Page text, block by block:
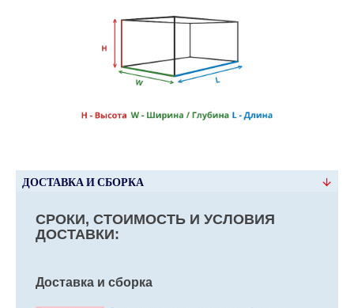
ДОСТАВКА И СБОРКА
СРОКИ, СТОИМОСТЬ И УСЛОВИЯ
ДОСТАВКИ:
Доставка и сборка